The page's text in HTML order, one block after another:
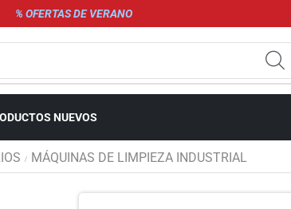
% OFERTAS DE VERANO
NUEVOS
/ MÁQUINAS DE LIMPIEZA INDUSTRIAL